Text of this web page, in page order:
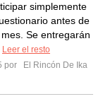
simplemente
antes de
Se entregarán
Leer el resto
por
El Rincón De Ika